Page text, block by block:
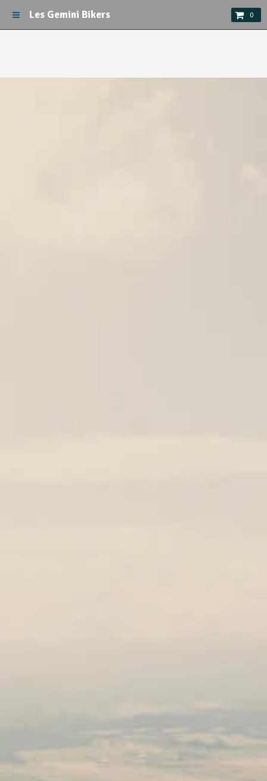
Les Gemini Bikers 0